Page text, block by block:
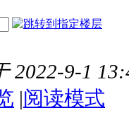
2022-9-1
|阅读模式